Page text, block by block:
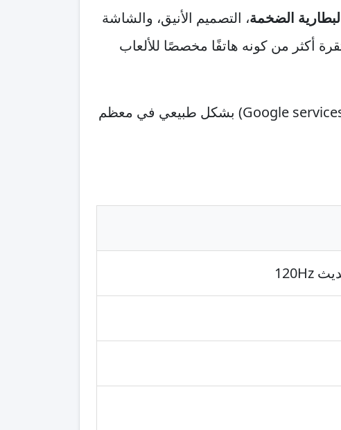
الضخمة، التصميم الأنيق، والشاشة
مستقرة أكثر من كونه هاتفًا مخصصًا للألعاب
من المهم الإشارة إلى أن أجهزة هونر الحديثة تعتمد على بيئة أندرويد مع خدمات جوجل (Google services) بشكل طبيعي في معظم